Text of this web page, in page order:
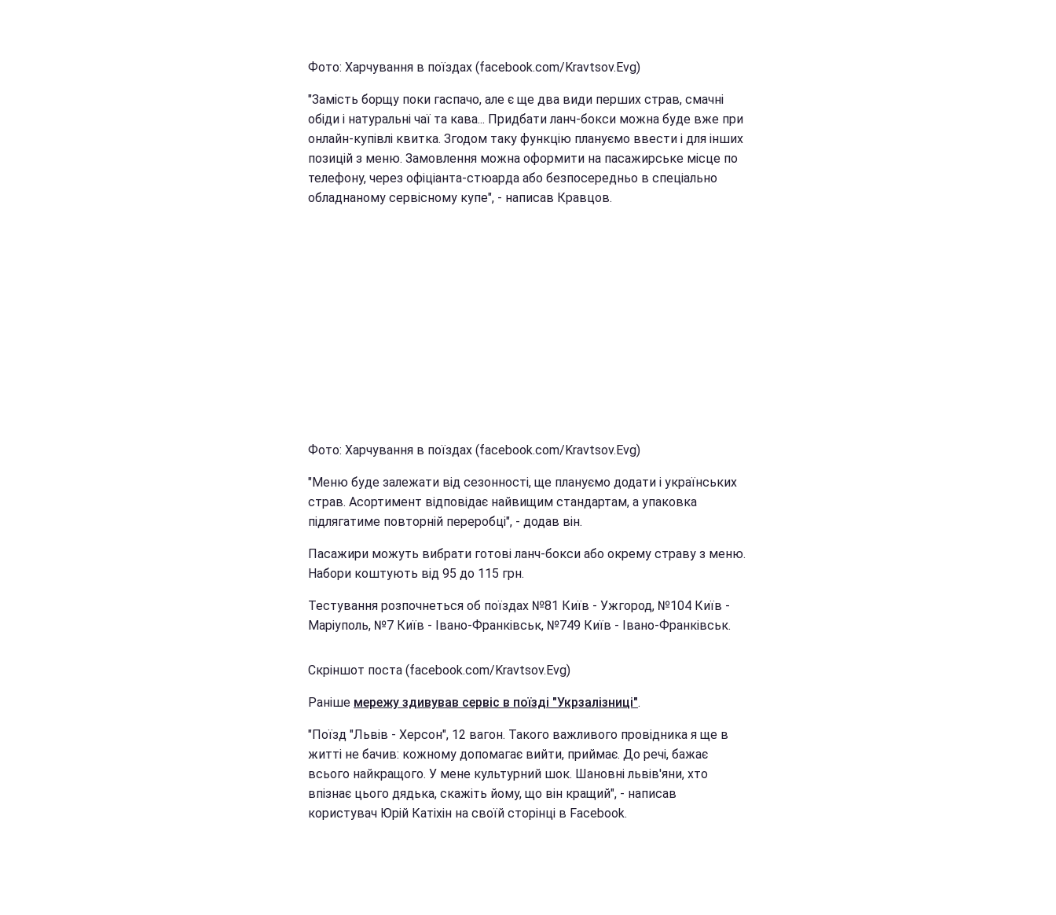
Фото: Харчування в поїздах (facebook.com/Kravtsov.Evg)
"Замість борщу поки гаспачо, але є ще два види перших страв, смачні
обіди і натуральні чаї та кава... Придбати ланч-бокси можна буде вже при
онлайн-купівлі квитка. Згодом таку функцію плануємо ввести і для інших
позицій з меню. Замовлення можна оформити на пасажирське місце по
телефону, через офіціанта-стюарда або безпосередньо в спеціально
обладнаному сервісному купе", - написав Кравцов.
Фото: Харчування в поїздах (facebook.com/Kravtsov.Evg)
"Меню буде залежати від сезонності, ще плануємо додати і українських
страв. Асортимент відповідає найвищим стандартам, а упаковка
підлягатиме повторній переробці", - додав він.
Пасажири можуть вибрати готові ланч-бокси або окрему страву з меню.
Набори коштують від 95 до 115 грн.
Тестування розпочнеться об поїздах №81 Київ - Ужгород, №104 Київ -
Маріуполь, №7 Київ - Івано-Франківськ, №749 Київ - Івано-Франківськ.
Скріншот поста (facebook.com/Kravtsov.Evg)
Раніше мережу здивував сервіс в поїзді "Укрзалізниці".
"Поїзд "Львів - Херсон", 12 вагон. Такого важливого провідника я ще в
житті не бачив: кожному допомагає вийти, приймає. До речі, бажає
всього найкращого. У мене культурний шок. Шановні львів'яни, хто
впізнає цього дядька, скажіть йому, що він кращий", - написав
користувач Юрій Катіхін на своїй сторінці в Facebook.